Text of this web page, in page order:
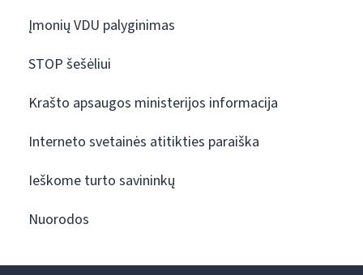
Įmonių VDU palyginimas
STOP šešėliui
Krašto apsaugos ministerijos informacija
Interneto svetainės atitikties paraiška
Ieškome turto savininkų
Nuorodos